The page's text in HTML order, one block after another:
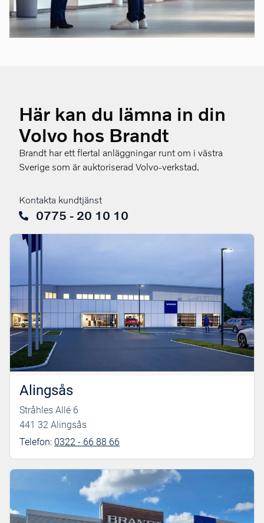
Här kan du lämna in din
Volvo hos Brandt
Brandt har ett flertal anläggningar runt om i västra
Sverige som är auktoriserad Volvo-verkstad.
Kontakta kundtjänst
0775 - 20 10 10
Alingsås
Stråhles Allé 6
441 32 Alingsås
Telefon: 0322 - 66 88 66